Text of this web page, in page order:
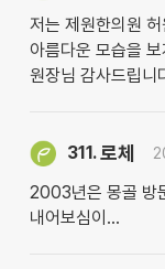
저는 제원한의원
아름다운 모습을
원장님 감사드립니
311.로체
2003년은 몽골 방
내어보심이...